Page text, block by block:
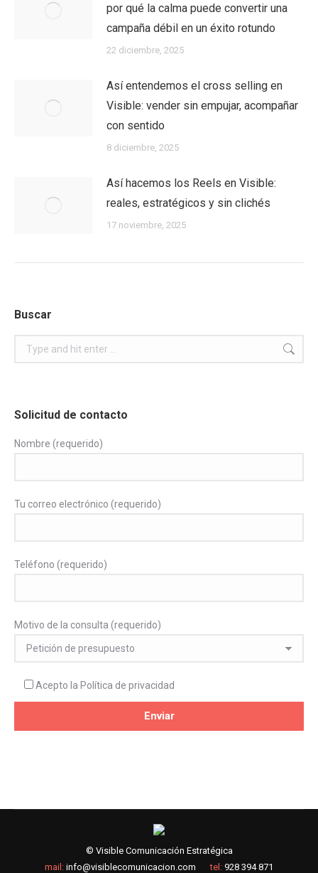
por qué la calma puede convertir una
campaña débil en un éxito rotundo
22 diciembre, 2025
Así entendemos el cross selling en
Visible: vender sin empujar, acompañar
con sentido
8 diciembre, 2025
Así hacemos los Reels en Visible:
reales, estratégicos y sin clichés
17 noviembre, 2025
Buscar
Search:
Solicitud de contacto
Nombre (requerido)
Tu correo electrónico (requerido)
Teléfono (requerido)
Motivo de la consulta (requerido)
Acepto la Política de privacidad
© Visible Comunicación Estratégica
mail: info@visiblecomunicacion.com tel: 928 394 871